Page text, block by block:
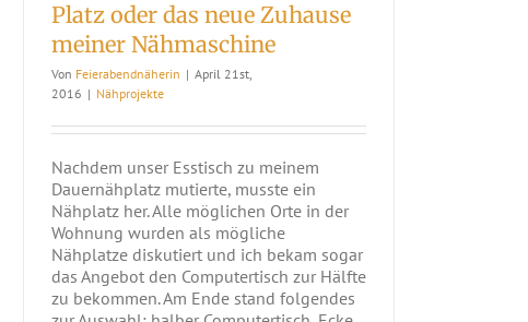
Platz oder das neue Zuhause
meiner Nähmaschine
Von Feierabendnäherin | April 21st,
2016 | Nähprojekte
Nachdem unser Esstisch zu meinem
Dauernähplatz mutierte, musste ein
Nähplatz her. Alle möglichen Orte in der
Wohnung wurden als mögliche
Nähplatze diskutiert und ich bekam sogar
das Angebot den Computertisch zur Hälfte
zu bekommen. Am Ende stand folgendes